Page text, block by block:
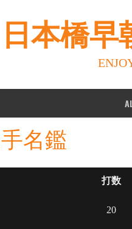
日本橋
名鑑
打数
20